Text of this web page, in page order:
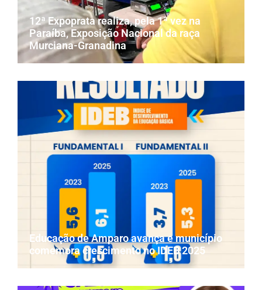
12ª Expoprata realiza, pela 1ª vez na
Paraíba, Exposição Nacional da raça
Murciana-Granadina
Educação de Amparo avança e município
comemora crescimento no IDEB 2025